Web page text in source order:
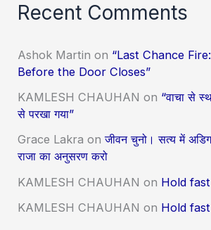
Recent Comments
Ashok Martin on “Last Chance
Before the Door Closes”
KAMLESH CHAUHAN on “वाचा से
से परखा गया”
Grace Lakra onजीवन चुनो। सत्य में
राजा का अनुसरण करो
KAMLESH CHAUHAN on Hold
KAMLESH CHAUHAN on Hold